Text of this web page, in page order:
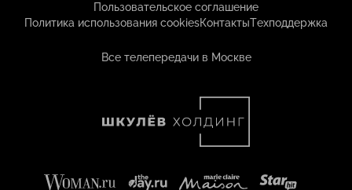
Пользовательское соглашение
Политика использования cookiesКонтактыТехподдержка
Все телепередачи в Москве